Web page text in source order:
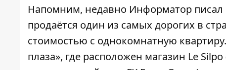
Напомним, недавно Информатор писал
продаётся один из самых дорогих в
стоимостью с однокомнатную квартиру
плаза», где расположен магазин Le